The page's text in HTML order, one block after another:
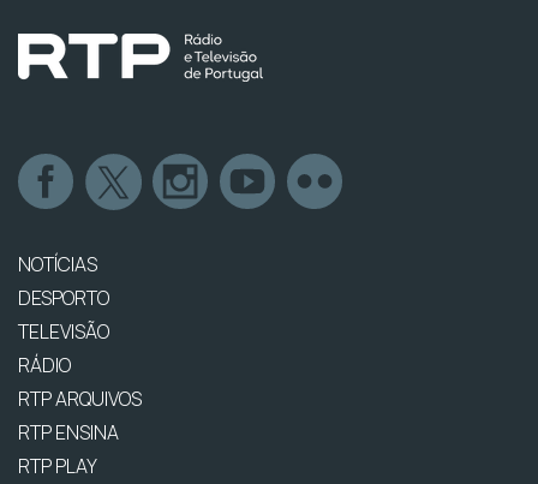
NOTÍCIAS
DESPORTO
TELEVISÃO
RÁDIO
RTP ARQUIVOS
RTP ENSINA
RTP PLAY